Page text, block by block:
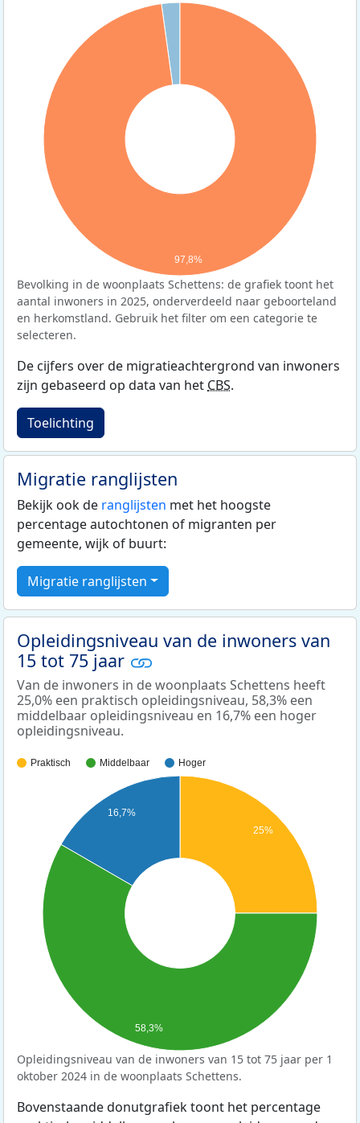
97,8%
Bevolking in de woonplaats Schettens: de grafiek toont het
aantal inwoners in 2025, onderverdeeld naar geboorteland
en herkomstland. Gebruik het filter om een categorie te
selecteren.
De cijfers over de migratieachtergrond van inwoners
zijn gebaseerd op data van het CBS.
Toelichting
Migratie ranglijsten
Bekijk ook de ranglijsten met het hoogste
percentage autochtonen of migranten per
gemeente, wijk of buurt:
Migratie ranglijsten
Opleidingsniveau van de inwoners van
15 tot 75 jaar
Van de inwoners in de woonplaats Schettens heeft
25,0% een praktisch opleidingsniveau, 58,3% een
middelbaar opleidingsniveau en 16,7% een hoger
opleidingsniveau.
Praktisch Middelbaar Hoger
25%
16,7%
58,3%
Opleidingsniveau van de inwoners van 15 tot 75 jaar per 1
oktober 2024 in de woonplaats Schettens.
Bovenstaande donutgrafiek toont het percentage